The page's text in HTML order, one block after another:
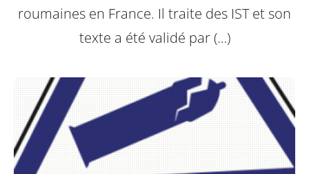
roumaines en France. Il traite des IST et son
texte a été validé par (…)